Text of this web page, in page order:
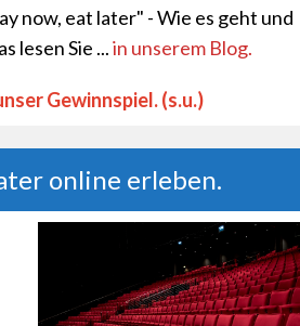
now, eat later" - Wie es geht und
lesen Sie ...in unserem Blog.
Gewinnspiel. (s.u.)
online erleben.